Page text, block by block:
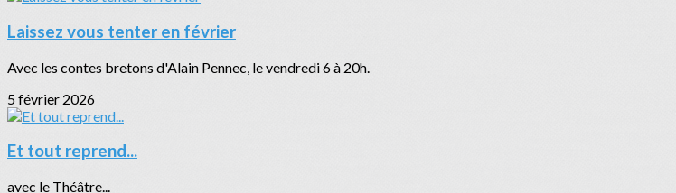
Laissez vous tenter en février
Avec les contes bretons d'Alain Pennec, le vendredi 6 à 20h.
5 février 2026
Et tout reprend...
avec le Théâtre...